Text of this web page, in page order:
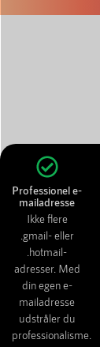
Professionel e-
mailadresse
Ikke flere
.gmail- eller
.hotmail-
adresser. Med
din egen e-
mailadresse
udstråler du
professionalisme.